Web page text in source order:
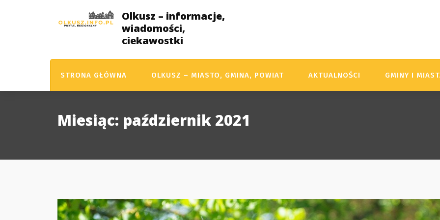
Olkusz – informacje,
wiadomości,
ciekawostki
STRONA GŁÓWNA OLKUSZ – MIASTO, GMINA, POWIAT AKTUALNOŚCI GMINY I
Miesiąc: październik 2021